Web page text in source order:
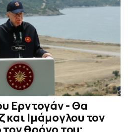
Ερντογάν - Θα
και Ιμάμογλου τον